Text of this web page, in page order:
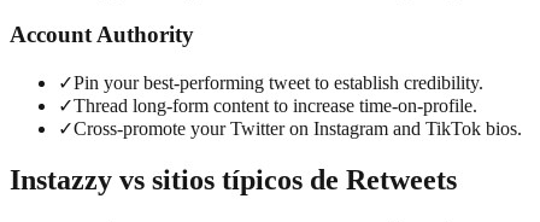
Account Authority
✓Pin your best-performing tweet to establish credibility.
✓Thread long-form content to increase time-on-profile.
✓Cross-promote your Twitter on Instagram and TikTok bios.
Instazzy vs sitios típicos de Retweets